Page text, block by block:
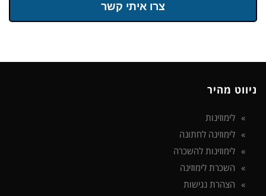
צרו איתי קשר
ניווט מהיר
לימוזינות
לימוזינה לחתונה
לימוזינות להשכרה
השכרת לימוזינה
הצהרת נגישות